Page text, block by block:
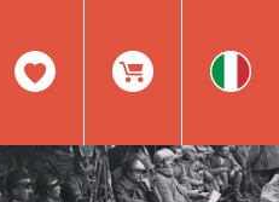
0 Facebook